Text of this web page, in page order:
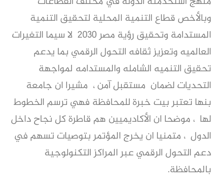
وبالأخص قطاع التنمية المحلية لتحقيق التنمية
المستدامة وتحقيق رؤية مصر ٢٠٣٠ لا سيما التغيرات
العالميه وتعزيز ثقافه التحول الرقمي بما يدعم
تحقيق التنميه الشامله والمستدامه لمواجهة
التحديات لضمان مستقبل آمن ، مشيرا ان جامعة
بنها تعتبر بيت خبرة للمحافظة فهي ترسم الخطوط
لها ، موضحا ان الأكاديميين هم قاطرة كل نجاح داخل
الدول ، متمنيا ان يخرج المؤتمر بتوصيات تسهم في
دعم التحول الرقمي عبر المراكز التكنولوجية
بالمحافظة.